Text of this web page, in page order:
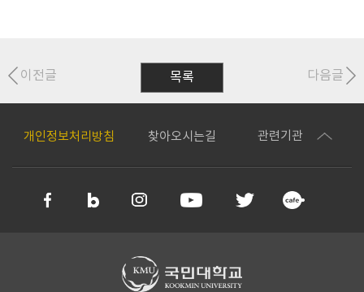
목록
이전글 다음글
개인정보처리방침 찾아오시는길 관련기관